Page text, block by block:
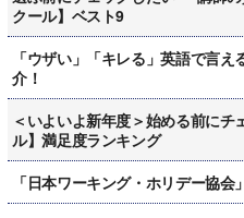
クール】ベスト9
「ウザい」「キレる」英語で言
介！
＜いよいよ新年度＞始める前に
ル】満足度ランキング
「日本ワーキング・ホリデー協会